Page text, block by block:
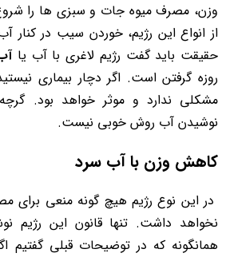
وزن، مصرف میوه جات و سبزی ها را
از انواع این رژیم، خوردن سیب در کنار
حقیقت باید گفت رژیم لاغری با آب یا
روزه گرفتن است. اگر دچار بیماری
مشکلی ندارد و موثر خواهد بود.
نوشیدن آب روش خوبی نیست.
کاهش وزن با آب سرد
در این نوع رژیم هیچ گونه منعی برای
نخواهد داشت. تنها قانون این
همانگونه که در توضیحات قبلی گفتیم